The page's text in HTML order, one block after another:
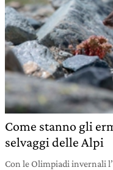
Come stanno gli
selvaggi delle Alpi
Con le Olimpiadi invernali